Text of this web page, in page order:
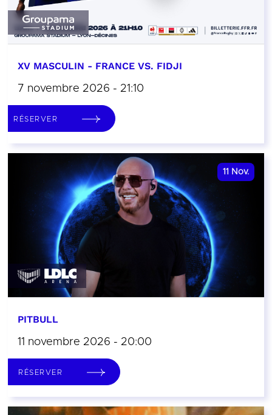
XV MASCULIN - FRANCE VS. FIDJI
7 novembre 2026 - 21:10
RÉSERVER
11 Nov.
PITBULL
11 novembre 2026 - 20:00
RÉSERVER